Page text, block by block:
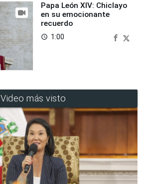
Papa León XIV: Chiclayo
en su emocionante
recuerdo
access_time 1:00
Video más visto